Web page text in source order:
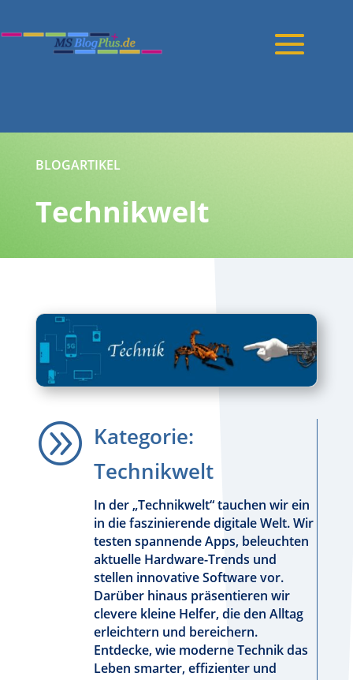
BLOGARTIKEL
Technikwelt
A Kategorie:
Technikwelt
In der „Technikwelt“ tauchen wir ein
in die faszinierende digitale Welt. Wir
testen spannende Apps, beleuchten
aktuelle Hardware-Trends und
stellen innovative Software vor.
Darüber hinaus präsentieren wir
clevere kleine Helfer, die den Alltag
erleichtern und bereichern.
Entdecke, wie moderne Technik das
Leben smarter, effizienter und